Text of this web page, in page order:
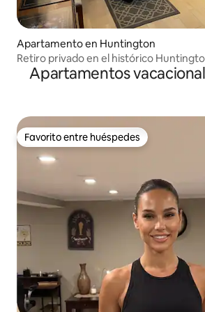
Apartamento en Huntington
Retiro privado en el histórico
Apartamentos
Favorito entre huéspedes
Favorito entre huéspedes